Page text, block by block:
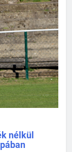
nélkül